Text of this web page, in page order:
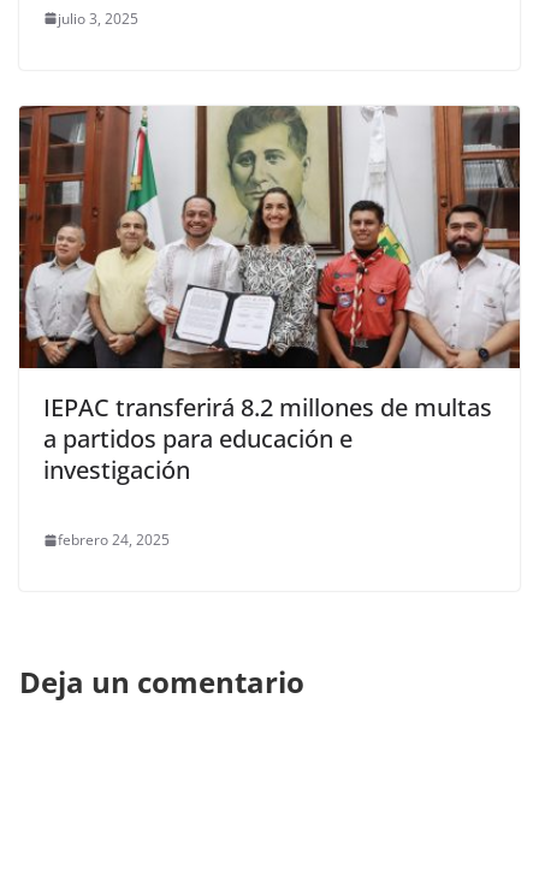
julio 3, 2025
IEPAC transferirá 8.2 millones de multas
a partidos para educación e
investigación
febrero 24, 2025
Deja un comentario